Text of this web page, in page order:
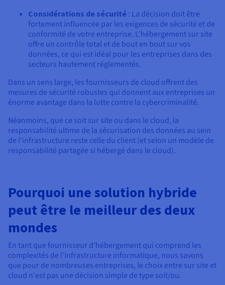
Considérations de sécurité : La décision doit être
fortement influencée par les exigences de sécurité et de
conformité de votre entreprise. L'hébergement sur site
offre un contrôle total et de bout en bout sur vos
données, ce qui est idéal pour les entreprises dans des
secteurs hautement réglementés.
Dans un sens large, les fournisseurs de cloud offrent des
mesures de sécurité robustes qui donnent aux entreprises un
énorme avantage dans la lutte contre la cybercriminalité.
Néanmoins, que ce soit sur site ou dans le cloud, la
responsabilité ultime de la sécurisation des données au sein
de l'infrastructure reste celle du client (et selon un modèle de
responsabilité partagée si hébergé dans le cloud).
Pourquoi une solution hybride
peut être le meilleur des deux
mondes
En tant que fournisseur d'hébergement qui comprend les
complexités de l'infrastructure informatique, nous savons
que pour de nombreuses entreprises, le choix entre sur site et
cloud n'est pas une décision simple de type soit/ou.